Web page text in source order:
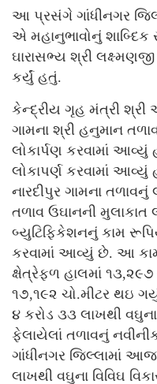
આ પ્રસંગે ગાંધીનગર
એ મહાનુભાવોનું શાબ્દિક
ઘારાસભ્ય શ્રી લક્ષ્મણજી
કર્યું હતું.
કેન્દ્રીય ગૃહ મંત્રી શ્રી
ગામના શ્રી હનુમાન
લોકાર્પણ કરવામાં
લોકાપર્ણ કરવામાં
નારદીપુર ગામના તળાવનું
તળાવ ઉઘાનની મુલાકાત
બ્યુટિફિકેશનનું કામ
કરવામાં આવ્યું છે. આ
ક્ષેત્રેફળ હાલમાં
૧૭,૧૯૨ ચો.મીટર થઇ
૪ કરોડ ૩૩ લાખથી
ફેલાયેલાં તળાવનું
ગાંધીનગર જિલ્લામાં
લાખથી વઘુના વિવિઘ